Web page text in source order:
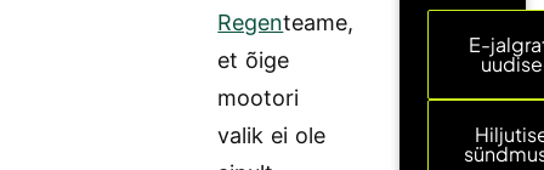
Regenteame,
et õige
mootori
valik ei ole
E-